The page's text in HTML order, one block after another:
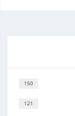
150
121